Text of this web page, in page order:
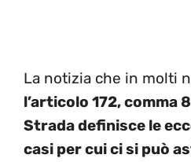
La notizia che in molti
l’articolo 172, comma
Strada definisce le
casi per cui ci si può